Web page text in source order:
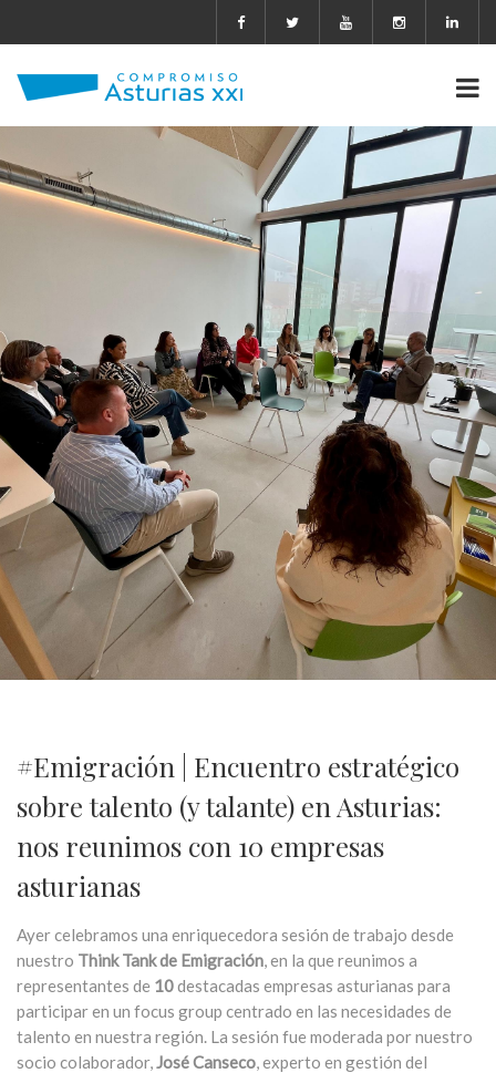
#Emigración | Encuentro estratégico
sobre talento (y talante) en Asturias:
nos reunimos con 10 empresas
asturianas
Ayer celebramos una enriquecedora sesión de trabajo desde
nuestro Think Tank de Emigración, en la que reunimos a
representantes de 10destacadas empresas asturianas para
participar en un focus group centrado en las necesidades de
talento en nuestra región. La sesión fue moderada por nuestro
socio colaborador,José Canseco, experto en gestión del